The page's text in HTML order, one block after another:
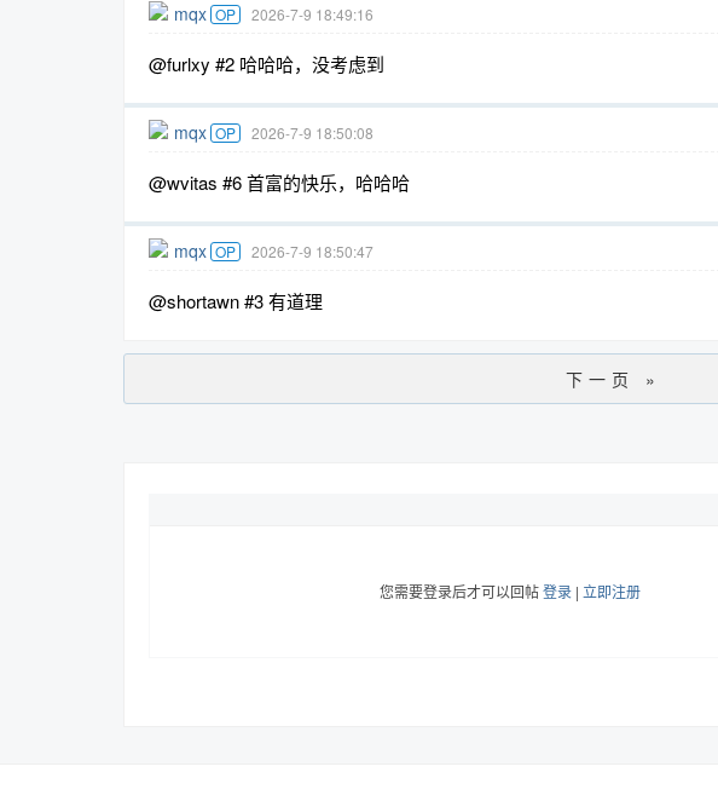
mqx OP 2026-7-9 18:49:16
@furlxy #2 哈哈哈，没考虑到
mqx OP 2026-7-9 18:50:08
@wvitas #6 首富的快乐，哈哈哈
mqx OP 2026-7-9 18:50:47
@shortawn #3 有道理
下一页 »
您需要登录后才可以回帖登录 | 立即注册